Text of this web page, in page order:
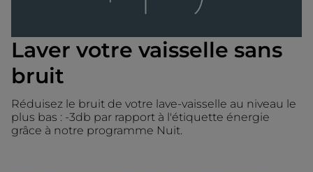
Laver votre vaisselle sans
bruit
Réduisez le bruit de votre lave-vaisselle au niveau le
plus bas : -3db par rapport à l'étiquette énergie
grâce à notre programme Nuit.